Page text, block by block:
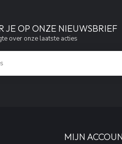
JE OP ONZE NIEUWSBRIEF
over onze laatste acties
MIJN